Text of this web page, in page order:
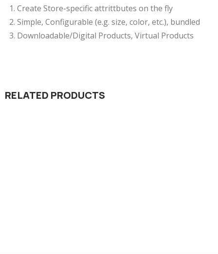
Create Store-specific attrittbutes on the fly
Simple, Configurable (e.g. size, color, etc.), bundled
Downloadable/Digital Products, Virtual Products
RELATED PRODUCTS